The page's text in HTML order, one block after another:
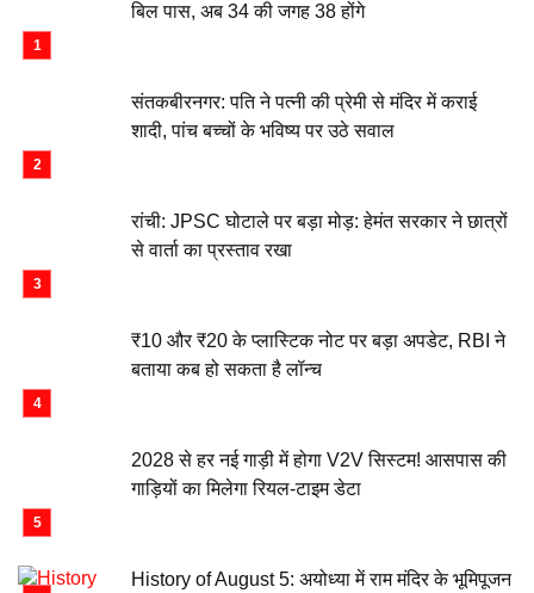
बिल पास, अब 34 की जगह 38 होंगे
संतकबीरनगर: पति ने पत्नी की प्रेमी से मंदिर में कराई
शादी, पांच बच्चों के भविष्य पर उठे सवाल
रांची: JPSC घोटाले पर बड़ा मोड़: हेमंत सरकार ने छात्रों
से वार्ता का प्रस्ताव रखा
₹10 और ₹20 के प्लास्टिक नोट पर बड़ा अपडेट, RBI ने
बताया कब हो सकता है लॉन्च
2028 से हर नई गाड़ी में होगा V2V सिस्टम! आसपास की
गाड़ियों का मिलेगा रियल-टाइम डेटा
History of August 5: अयोध्या में राम मंदिर के भूमिपूजन